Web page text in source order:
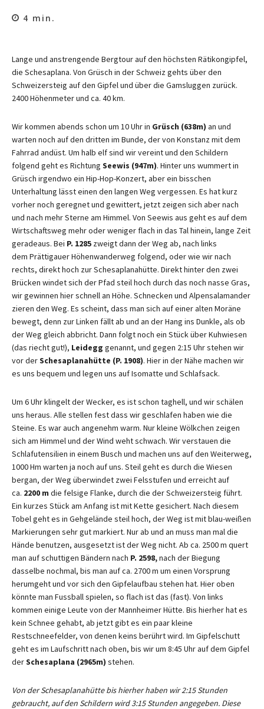
4 min.
Lange und anstrengende Bergtour auf den höchsten Rätikongipfel,
die Schesaplana. Von Grüsch in der Schweiz gehts über den
Schweizersteig auf den Gipfel und über die Gamsluggen zurück.
2400 Höhenmeter und ca. 40 km.
Wir kommen abends schon um 10 Uhr in Grüsch (638m) an und
warten noch auf den dritten im Bunde, der von Konstanz mit dem
Fahrrad andüst. Um halb elf sind wir vereint und den Schildern
folgend geht es Richtung Seewis (947m). Hinter uns wummert in
Grüsch irgendwo ein Hip-Hop-Konzert, aber ein bisschen
Unterhaltung lässt einen den langen Weg vergessen. Es hat kurz
vorher noch geregnet und gewittert, jetzt zeigen sich aber nach
und nach mehr Sterne am Himmel. Von Seewis aus geht es auf dem
Wirtschaftsweg mehr oder weniger flach in das Tal hinein, lange Zeit
geradeaus. Bei P. 1285 zweigt dann der Weg ab, nach links
dem Prättigauer Höhenwanderweg folgend, oder wie wir nach
rechts, direkt hoch zur Schesaplanahütte. Direkt hinter den zwei
Brücken windet sich der Pfad steil hoch durch das noch nasse Gras,
wir gewinnen hier schnell an Höhe. Schnecken und Alpensalamander
zieren den Weg. Es scheint, dass man sich auf einer alten Moräne
bewegt, denn zur Linken fällt ab und an der Hang ins Dunkle, als ob
der Weg gleich abbricht. Dann folgt noch ein Stück über Kuhwiesen
(das riecht gut!), Leidegg genannt, und gegen 2:15 Uhr stehen wir
vor derSchesaplanahütte (P. 1908). Hier in der Nähe machen wir
es uns bequem und legen uns auf Isomatte und Schlafsack.
Um 6 Uhr klingelt der Wecker, es ist schon taghell, und wir schälen
uns heraus. Alle stellen fest dass wir geschlafen haben wie die
Steine. Es war auch angenehm warm. Nur kleine Wölkchen zeigen
sich am Himmel und der Wind weht schwach. Wir verstauen die
Schlafutensilien in einem Busch und machen uns auf den Weiterweg,
1000 Hm warten ja noch auf uns. Steil geht es durch die Wiesen
bergan, der Weg überwindet zwei Felsstufen und erreicht auf
ca. 2200 m die felsige Flanke, durch die der Schweizersteig führt.
Ein kurzes Stück am Anfang ist mit Kette gesichert. Nach diesem
Tobel geht es in Gehgelände steil hoch, der Weg ist mit blau-weißen
Markierungen sehr gut markiert. Nur ab und an muss man mal die
Hände benutzen, ausgesetzt ist der Weg nicht. Ab ca. 2500 m quert
man auf schuttigen Bändern nach P. 2598,nach der Biegung
dasselbe nochmal, bis man auf ca. 2700 m um einen Vorsprung
herumgeht und vor sich den Gipfelaufbau stehen hat. Hier oben
könnte man Fussball spielen, so flach ist das (fast). Von links
kommen einige Leute von der Mannheimer Hütte. Bis hierher hat es
kein Schnee gehabt, ab jetzt gibt es ein paar kleine
Restschneefelder, von denen keins berührt wird. Im Gipfelschutt
geht es im Laufschritt nach oben, bis wir um 8:45 Uhr auf dem Gipfel
derSchesaplana (2965m) stehen.
Von der Schesaplanahütte bis hierher haben wir 2:15 Stunden
gebraucht, auf den Schildern wird 3:15 Stunden angegeben. Diese